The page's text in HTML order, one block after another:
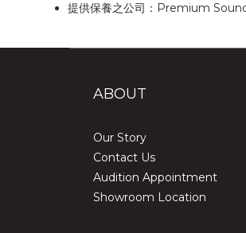
提供保養之公司：Premium
ABOUT
Our Story
Contact Us
Audition Appointment
Showroom Location